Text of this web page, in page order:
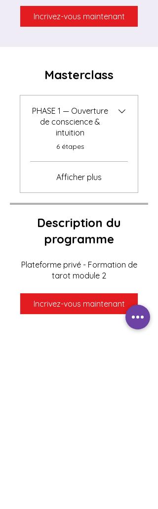
Masterclass
PHASE 1 — Ouverture
de conscience &
intuition
.
6 étapes
Afficher plus
Description du
programme
Plateforme privé - Formation de
tarot module 2
Incrivez-vous maintenant
Incrivez-vous maintenant